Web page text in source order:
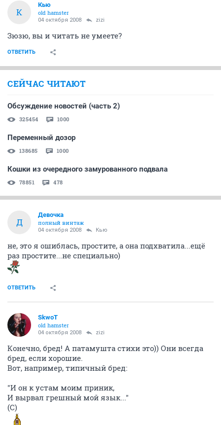
К
Кью
old hamster
04 октября 2008 zizi
Зюзю, вы и читать не умеете?
ОТВЕТИТЬ
СЕЙЧАС ЧИТАЮТ
Обсуждение новостей (часть 2)
325454 1000
Переменный дозор
138685 1000
Кошки из очередного замурованного подвала
78851 478
Д
Девочка
полный винтаж
04 октября 2008 Кью
не, это я ошиблась, простите, а она подхватила...ещё
раз простите...не специально)
ОТВЕТИТЬ
SkwoT
old hamster
04 октября 2008 zizi
Конечно, бред! А патамушта стихи это)) Они всегда
бред, если хорошие.
Вот, например, типичный бред:
"И он к устам моим приник,
И вырвал грешный мой язык..."
(С)